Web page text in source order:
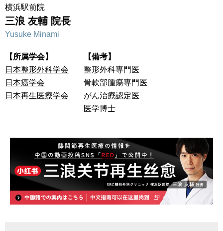
横浜駅前院
三浪 友輔 院長
Yusuke Minami
【所属学会】
日本整形外科学会
日本癌学会
日本再生医療学会
【備考】
整形外科専門医
骨軟部腫瘍専門医
がん治療認定医
医学博士